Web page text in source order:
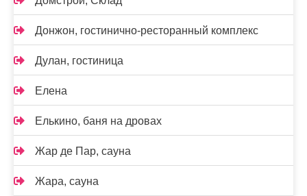
Донжон, гостинично-ресторанный комплекс
Дулан, гостиница
Елена
Елькино, баня на дровах
Жар де Пар, сауна
Жара, сауна